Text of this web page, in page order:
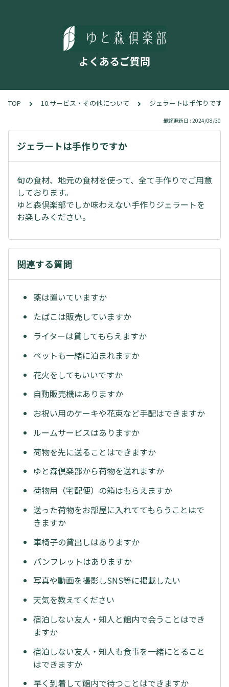
よくあるご質問
TOP 10.サービス・その他について ジェラートは手作りですか
最終更新日 : 2024/08/30
ジェラートは手作りですか
旬の食材、地元の食材を使って、全て手作りでご用意
しております。
ゆと森倶楽部でしか味わえない手作りジェラートを
お楽しみください。
関連する質問
薬は置いていますか
たばこは販売していますか
ライターは貸してもらえますか
ペットも一緒に泊まれますか
花火をしてもいいですか
自動販売機はありますか
お祝い用のケーキや花束など手配はできますか
ルームサービスはありますか
荷物を先に送ることはできますか
ゆと森倶楽部から荷物を送れますか
荷物用（宅配便）の箱はもらえますか
送った荷物をお部屋に入れててもらうことはで
きますか
車椅子の貸出しはありますか
パンフレットはありますか
写真や動画を撮影しSNS等に掲載したい
天気を教えてください
宿泊しない友人・知人と館内で会うことはでき
ますか
宿泊しない友人・知人も食事を一緒にとること
はできますか
早く到着して館内で待つことはできますか